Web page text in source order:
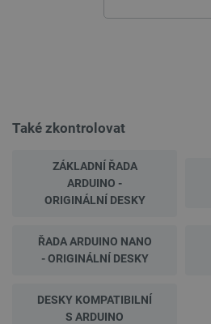
Také zkontrolovat
ZÁKLADNÍ ŘADA
ARDUINO -
ORIGINÁLNÍ DESKY
ŘADA ARDUINO NANO
- ORIGINÁLNÍ DESKY
DESKY KOMPATIBILNÍ
S ARDUINO